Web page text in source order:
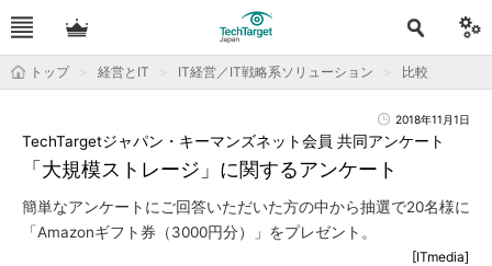
トップ 経営とIT IT経営／IT戦略系ソリューション 比較
2018年11月1日
「大規模ストレージ」に関するアンケート
TechTargetジャパン・キーマンズネット会員 共同アンケート
簡単なアンケートにご回答いただいた方の中から抽選で20名様に
「Amazonギフト券（3000円分）」をプレゼント。
[ITmedia]